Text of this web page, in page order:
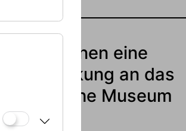
Sie planen eine
Schenkung an das
Jüdische Museum
Wien?